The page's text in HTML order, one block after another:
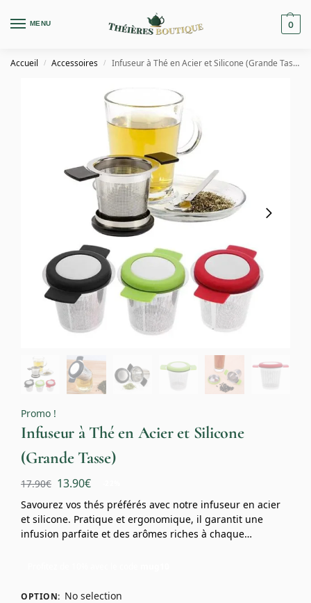
MENU 0
Accueil / Accessoires / Infuseur à Thé en Acier et Silicone (Grande Tasse)
Promo !
Infuseur à Thé en Acier et Silicone
(Grande Tasse)
17.90€ 13.90€
Savourez vos thés préférés avec notre infuseur en acier
et silicone. Pratique et ergonomique, il garantit une
infusion parfaite et des arômes riches à chaque…
OPTION: No selection